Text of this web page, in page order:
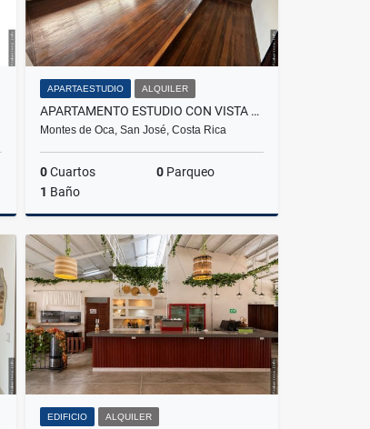
APARTAESTUDIO ALQUILER
APARTAMENTO ESTUDIO CON VISTA ESPECTACULAR.
Montes de Oca, San José, Costa Rica
0Cuartos 0 Parqueo
1 Baño
Alquiler
₡320.000
EDIFICIO ALQUILER